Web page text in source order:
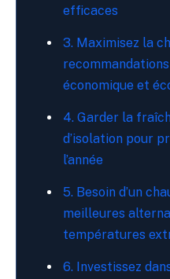
efficaces
3. ⁢Maximisez la
économique et‌
4. Garder la‌
d’isolation pour
l’année
5.​ Besoin d’un
meilleures⁣
⁤températures
6. Investissez